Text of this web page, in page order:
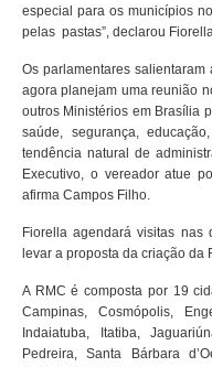
especial para os municípios
pelas pastas”, declarou
Os parlamentares
agora planejam uma reunião
outros Ministérios em Brasília
saúde, segurança,
tendência natural de
Executivo, o vereador atue
afirma Campos Filho.
Fiorella agendará visitas
levar a proposta da criação da
A RMC é composta por 19
Campinas, Cosmópolis,
Indaiatuba, Itatiba,
Pedreira, Santa Bárbara